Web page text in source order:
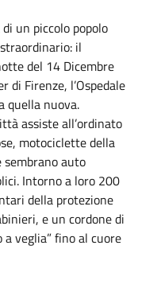
un piccolo popolo
il
del 14 Dicembre
di Firenze, l’Ospedale
quella nuova.
assiste all’ordinato
motociclette della
sembrano auto
Intorno a loro 200
della protezione
e un cordone di
veglia” fino al cuore